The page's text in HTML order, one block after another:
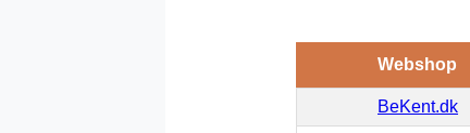
Webshop
BeKent.dk